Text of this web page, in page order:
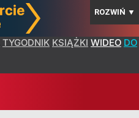
ROZWIŃ ▼
TYGODNIK KSIĄŻKI WIDEO DO